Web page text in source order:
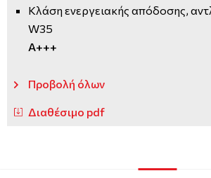
Κλάση ενεργειακής απόδοσης,
W35
A+++
Προβολή όλων
Διαθέσιμο pdf